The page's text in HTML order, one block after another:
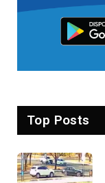
Top Posts